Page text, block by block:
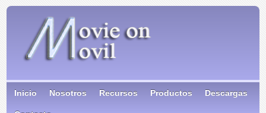
Inicio Nosotros Recursos Productos Descargas